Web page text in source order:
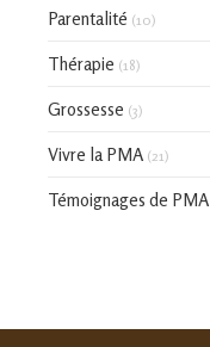
Parentalité (10)
Thérapie (18)
Grossesse (3)
Vivre la PMA (21)
Témoignages de PMA